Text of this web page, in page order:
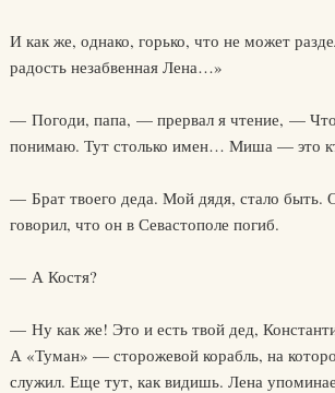
И как же, однако, горько, что не может
радость незабвенная Лена…»
— Погоди, папа, — прервал я чтение, —
понимаю. Тут столько имен… Миша — это
— Брат твоего деда. Мой дядя, стало быть.
говорил, что он в Севастополе погиб.
— А Костя?
— Ну как же! Это и есть твой дед,
А «Туман» — сторожевой корабль, на
служил. Еще тут, как видишь. Лена